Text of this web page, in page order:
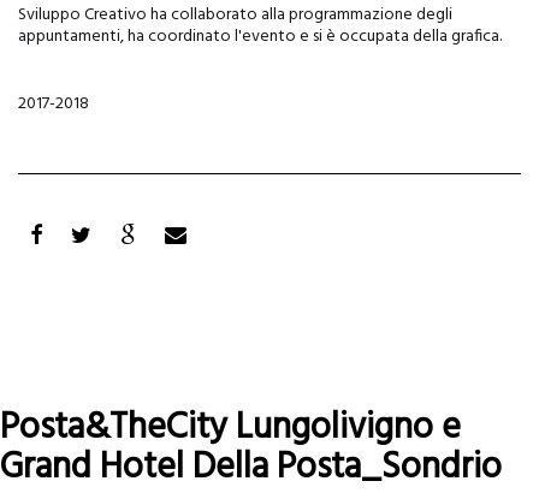
Sviluppo Creativo ha collaborato alla programmazione degli
appuntamenti, ha coordinato l'evento e si è occupata della grafica.
2017-2018
Posta&TheCity Lungolivigno e
Grand Hotel Della Posta_Sondrio